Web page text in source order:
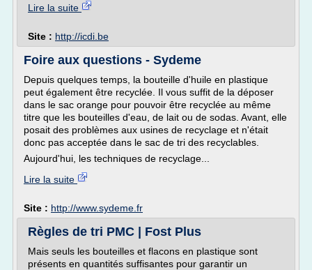
Lire la suite
Site : http://icdi.be
Foire aux questions - Sydeme
Depuis quelques temps, la bouteille d'huile en plastique
peut également être recyclée. Il vous suffit de la déposer
dans le sac orange pour pouvoir être recyclée au même
titre que les bouteilles d'eau, de lait ou de sodas. Avant, elle
posait des problèmes aux usines de recyclage et n'était
donc pas acceptée dans le sac de tri des recyclables.
Aujourd'hui, les techniques de recyclage...
Lire la suite
Site : http://www.sydeme.fr
Règles de tri PMC | Fost Plus
Mais seuls les bouteilles et flacons en plastique sont
présents en quantités suffisantes pour garantir un